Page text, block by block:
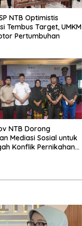
NTB Optimistis
Tembus Target, UMKM
Pertumbuhan
NTB Dorong
Mediasi Sosial untuk
Konflik Pernikahan